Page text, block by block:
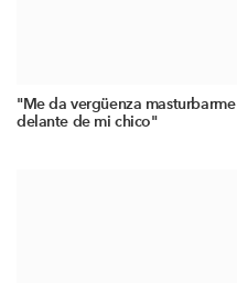
"Me da vergüenza masturbarme
delante de mi chico"